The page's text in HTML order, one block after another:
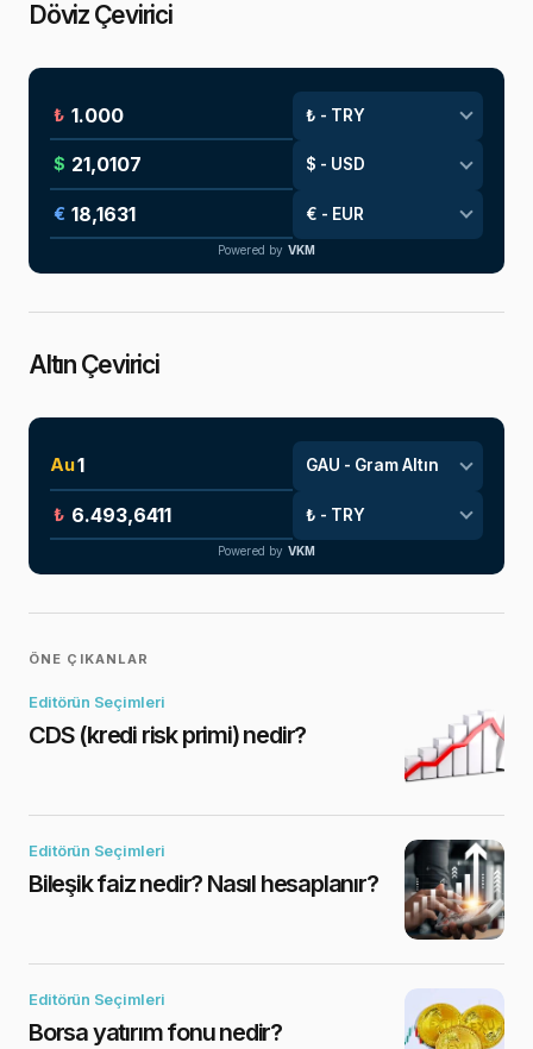
Döviz Çevirici
₺
$
€
Powered by VKM
Altın Çevirici
Au
₺
Powered by VKM
ÖNE ÇIKANLAR
Editörün Seçimleri
CDS (kredi risk primi) nedir?
Editörün Seçimleri
Bileşik faiz nedir? Nasıl hesaplanır?
Editörün Seçimleri
Borsa yatırım fonu nedir?